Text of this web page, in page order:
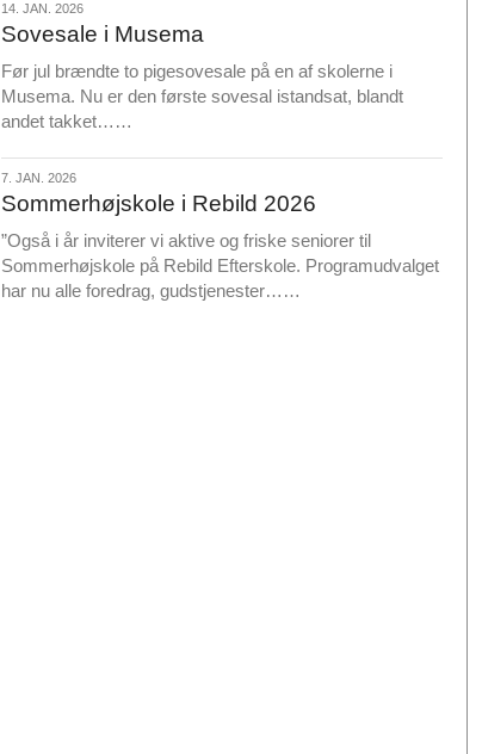
14.
jan.
2026
14. JAN. 2026
Sovesale i Musema
Før jul brændte to pigesovesale på en af skolerne i
Musema. Nu er den første sovesal istandsat, blandt
andet takket……
m
r
e
7.
jan.
2026
7. JAN. 2026
Sommerhøjskole i Rebild 2026
”Også i år inviterer vi aktive og friske seniorer til
Sommerhøjskole på Rebild Efterskole. Programudvalget
har nu alle foredrag, gudstjenester……